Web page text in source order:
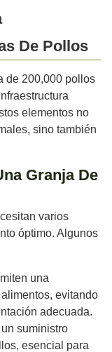
De Pollos
de 200,000 pollos
elementos no
sino también
Granja De
varios
óptimo. Algunos
una
evitando
adecuada.
suministro
esencial para